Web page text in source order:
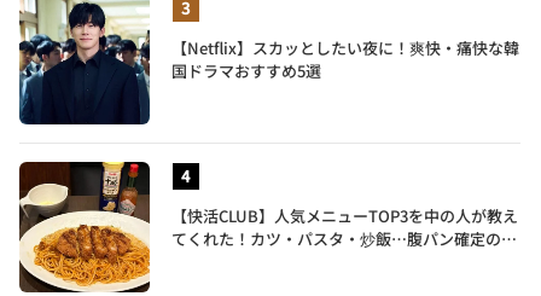
【Netflix】スカッとしたい夜に！爽快・痛快な韓
国ドラマおすすめ5選
【快活CLUB】人気メニューTOP3を中の人が教え
てくれた！カツ・パスタ・炒飯…腹パン確定のガ